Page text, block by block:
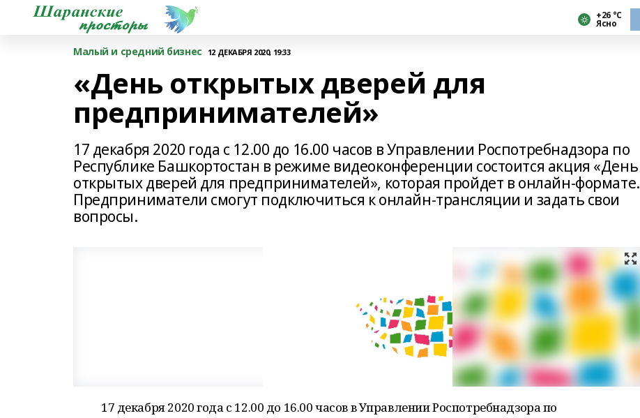
+26 °С
Ясно
Малый и средний бизнес 12 ДЕКАБРЯ 2020, 19:33
«День открытых дверей для
предпринимателей»
17 декабря 2020 года с 12.00 до 16.00 часов в Управлении Роспотребнадзора по
Республике Башкортостан в режиме видеоконференции состоится акция «День
открытых дверей для предпринимателей», которая пройдет в онлайн-формате.
Предприниматели смогут подключиться к онлайн-трансляции и задать свои
вопросы.
17 декабря 2020 года с 12.00 до 16.00 часов в Управлении Роспотребнадзора по